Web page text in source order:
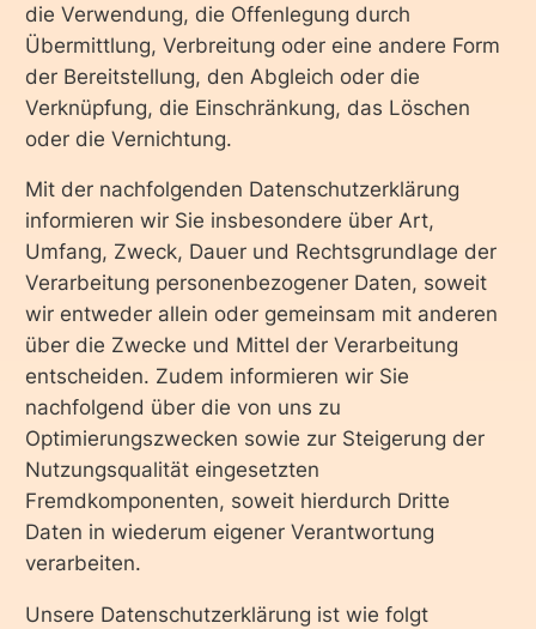
die Verwendung, die Offenlegung durch
Übermittlung, Verbreitung oder eine andere Form
der Bereitstellung, den Abgleich oder die
Verknüpfung, die Einschränkung, das Löschen
oder die Vernichtung.
Mit der nachfolgenden Datenschutzerklärung
informieren wir Sie insbesondere über Art,
Umfang, Zweck, Dauer und Rechtsgrundlage der
Verarbeitung personenbezogener Daten, soweit
wir entweder allein oder gemeinsam mit anderen
über die Zwecke und Mittel der Verarbeitung
entscheiden. Zudem informieren wir Sie
nachfolgend über die von uns zu
Optimierungszwecken sowie zur Steigerung der
Nutzungsqualität eingesetzten
Fremdkomponenten, soweit hierdurch Dritte
Daten in wiederum eigener Verantwortung
verarbeiten.
Unsere Datenschutzerklärung ist wie folgt